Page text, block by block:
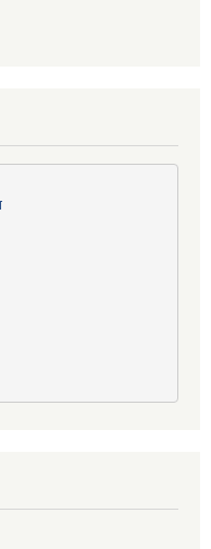
सा.सु.भत्ता प्राप्त गर्ने लाभग्राहिको विवरण